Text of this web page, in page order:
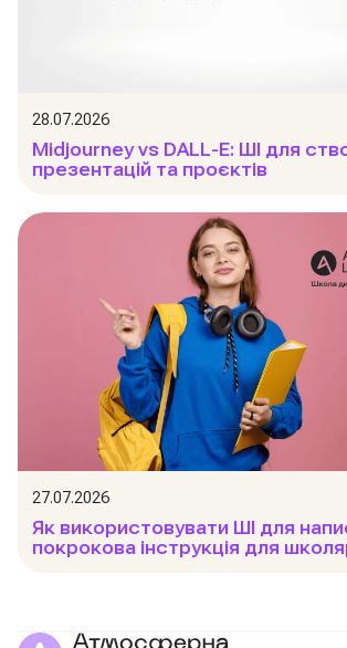
28.07.2026
Midjourney vs DALL-E: ШІ для
презентацій та проєктів
27.07.2026
Як використовувати ШІ для
покрокова інструкція для